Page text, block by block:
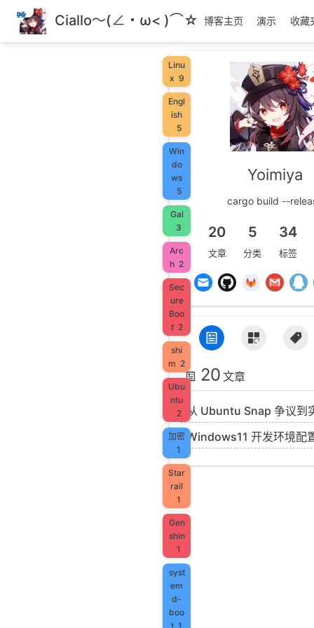
跳
至
主
Ciallo～(∠・ω< )⌒☆ 博客主页 演示 收藏
Linu
x 9
Engl
ish
5
Win
do
ws
5
Gal
3
Arc
h 2
Sec
ure
Boo
t 2
shi
m 2
Ubu
ntu
2
加密
1
Star
rail
1
Gen
shin
1
syst
em
d-
boo
t 1
Yoimiya
cargo build --
20
文章
5
分类
34
标签
20 文章
从 Ubuntu Snap 争议到
Windows11 开发环境配